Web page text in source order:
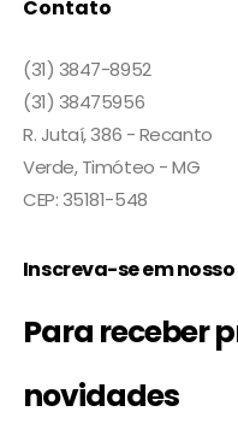
Contato
(31) 3847-8952
(31) 38475956
R. Jutaí, 386 - Recanto
Verde, Timóteo - MG
CEP: 35181-548
Inscreva-se em
Para receber
novidades